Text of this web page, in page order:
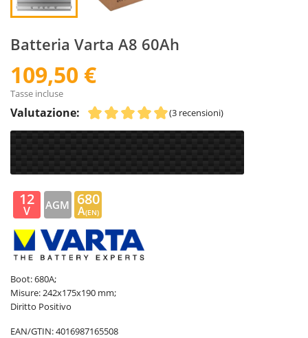
Batteria Varta A8 60Ah
109,50 €
Tasse incluse
Valutazione: (3 recensioni)
12
V AGM 680
A(EN)
Boot: 680A;
Misure: 242x175x190 mm;
Diritto Positivo
EAN/GTIN:4016987165508